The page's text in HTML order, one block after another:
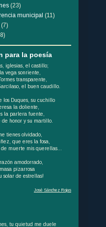
(23)
municipal (11)
(7)
para la poesía
iglesias, el castillo;
vega sonriente,
transparente,
el buen caudillo.
los Duques, su cuchillo
la doliente,
la parlera fuente,
de honor y su martillo.
tienes olvidado,
que eres la fosa,
muerte mis querellas...
amodorrado,
pizarrosa
solar de estrellas!
José Sánchez Rojas
tu quietud me duele